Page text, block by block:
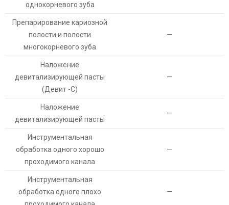
однокорневого зуба
Препарирование кариозной
полости и полости
многокорневого зуба
—
Наложение
девитализирующей пасты
(Девит -С)
—
Наложение
девитализирующей пасты
—
Инструментальная
обработка одного хорошо
проходимого канала
—
Инструментальная
обработка одного плохо
—